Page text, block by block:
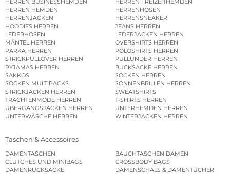
HERREN BUSINESSHEMDEN
HERREN FREIZEITHEMDEN
HERREN HEMDEN
HERRENHOSEN
HERRENJACKEN
HERRENSNEAKER
HOODIES HERREN
JEANS HERREN
LEDERHOSEN
LEDERJACKEN HERREN
MÄNTEL HERREN
OVERSHIRTS HERREN
PARKA HERREN
POLOSHIRTS HERREN
STRICKPULLOVER HERREN
PULLUNDER HERREN
PYJAMAS HERREN
RUCKSÄCKE HERREN
SAKKOS
SOCKEN HERREN
SOCKEN MULTIPACKS
SONNENBRILLEN HERREN
STRICKJACKEN HERREN
SWEATSHIRTS
TRACHTENMODE HERREN
T-SHIRTS HERREN
ÜBERGANGSJACKEN HERREN
UNTERHEMDEN HERREN
UNTERWÄSCHE HERREN
WINTERJACKEN HERREN
Taschen & Accessoires
DAMENTASCHEN
BAUCHTASCHEN DAMEN
CLUTCHES UND MINIBAGS
CROSSBODY BAGS
DAMENRUCKSÄCKE
DAMENSCHALS & DAMENTÜCHER